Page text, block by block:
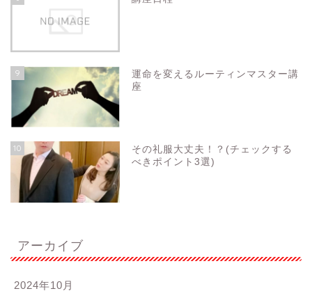
9
運命を変えるルーティンマスター講
座
10
その礼服大丈夫！？(チェックする
べきポイント3選)
アーカイブ
2024年10月